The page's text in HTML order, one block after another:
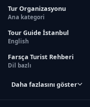
Tur Organizasyonu
Ana kategori
Tour Guide İstanbul
English
Farsça Turist Rehberi
Dil bazlı
Daha fazlasını göster